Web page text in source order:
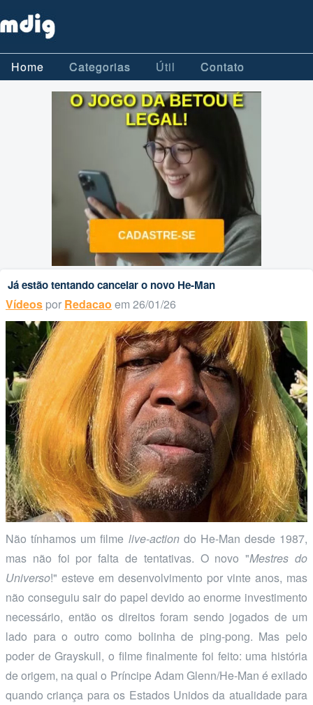
Home Categorias Útil Contato
Já estão tentando cancelar o novo He-Man
Vídeos por Redacao em 26/01/26
Não tínhamos um filme live-actiondo He-Man desde 1987,
mas não foi por falta de tentativas. O novo "Mestres do
Universo!" esteve em desenvolvimento por vinte anos, mas
não conseguiu sair do papel devido ao enorme investimento
necessário, então os direitos foram sendo jogados de um
lado para o outro como bolinha de ping-pong. Mas pelo
poder de Grayskull, o filme finalmente foi feito: uma história
de origem, na qual o Príncipe Adam Glenn/He-Man é exilado
quando criança para os Estados Unidos da atualidade para